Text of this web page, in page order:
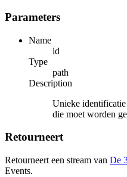
Parameters
Name
id
Type
path
Description
Unieke
die moet worden
Retourneert
Retourneert een stream van De
Events.